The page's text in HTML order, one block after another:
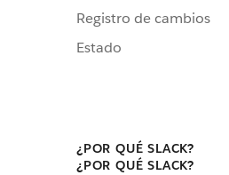
Registro de cambios
Estado
¿POR QUÉ SLACK?
¿POR QUÉ SLACK?